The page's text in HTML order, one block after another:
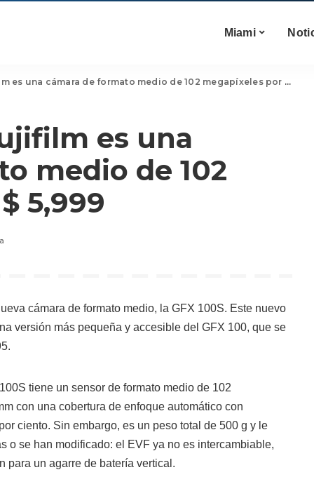
Miami
es una cámara de formato medio de 102 megapíxeles por $ 5,999
es una
medio de 102
5,999
cámara de formato medio, la GFX 100S. Este nuevo
versión más pequeña y accesible del GFX 100, que se
tiene un sensor de formato medio de 102
con una cobertura de enfoque automático con
ciento. Sin embargo, es un peso total de 500 g y le
o se han modificado: el EVF ya no es intercambiable,
para un agarre de batería vertical.